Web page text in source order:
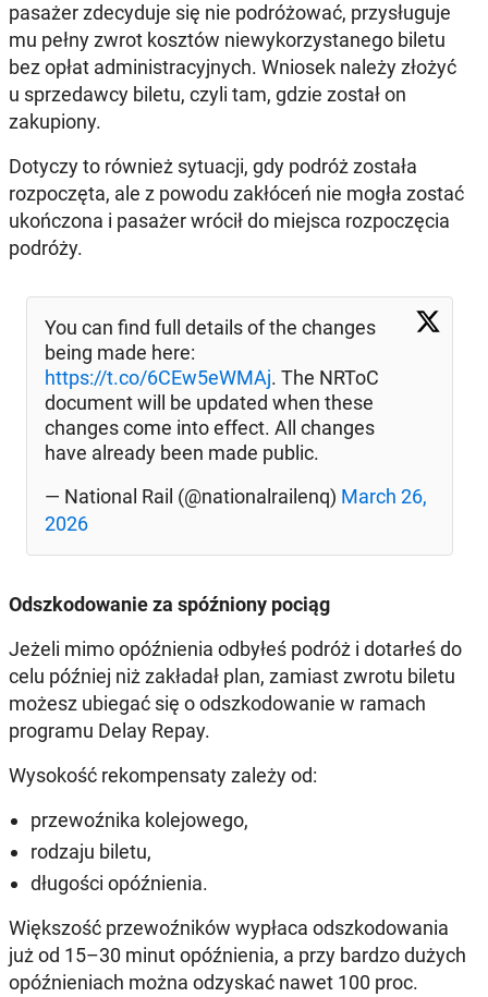
pasażer zdecyduje się nie podróżować, przysługuje
mu pełny zwrot kosztów niewykorzystanego biletu
bez opłat administracyjnych. Wniosek należy złożyć
u sprzedawcy biletu, czyli tam, gdzie został on
zakupiony.
Dotyczy to również sytuacji, gdy podróż została
rozpoczęta, ale z powodu zakłóceń nie mogła zostać
ukończona i pasażer wrócił do miejsca rozpoczęcia
podróży.
You can find full details of the changes
being made here:
https://t.co/6CEw5eWMAj. The NRToC
document will be updated when these
changes come into effect. All changes
have already been made public.
— National Rail (@nationalrailenq) March 26,
2026
Odszkodowanie za spóźniony pociąg
Jeżeli mimo opóźnienia odbyłeś podróż i dotarłeś do
celu później niż zakładał plan, zamiast zwrotu biletu
możesz ubiegać się o odszkodowanie w ramach
programu Delay Repay.
Wysokość rekompensaty zależy od:
przewoźnika kolejowego,
rodzaju biletu,
długości opóźnienia.
Większość przewoźników wypłaca odszkodowania
już od 15–30 minut opóźnienia, a przy bardzo dużych
opóźnieniach można odzyskać nawet 100 proc.